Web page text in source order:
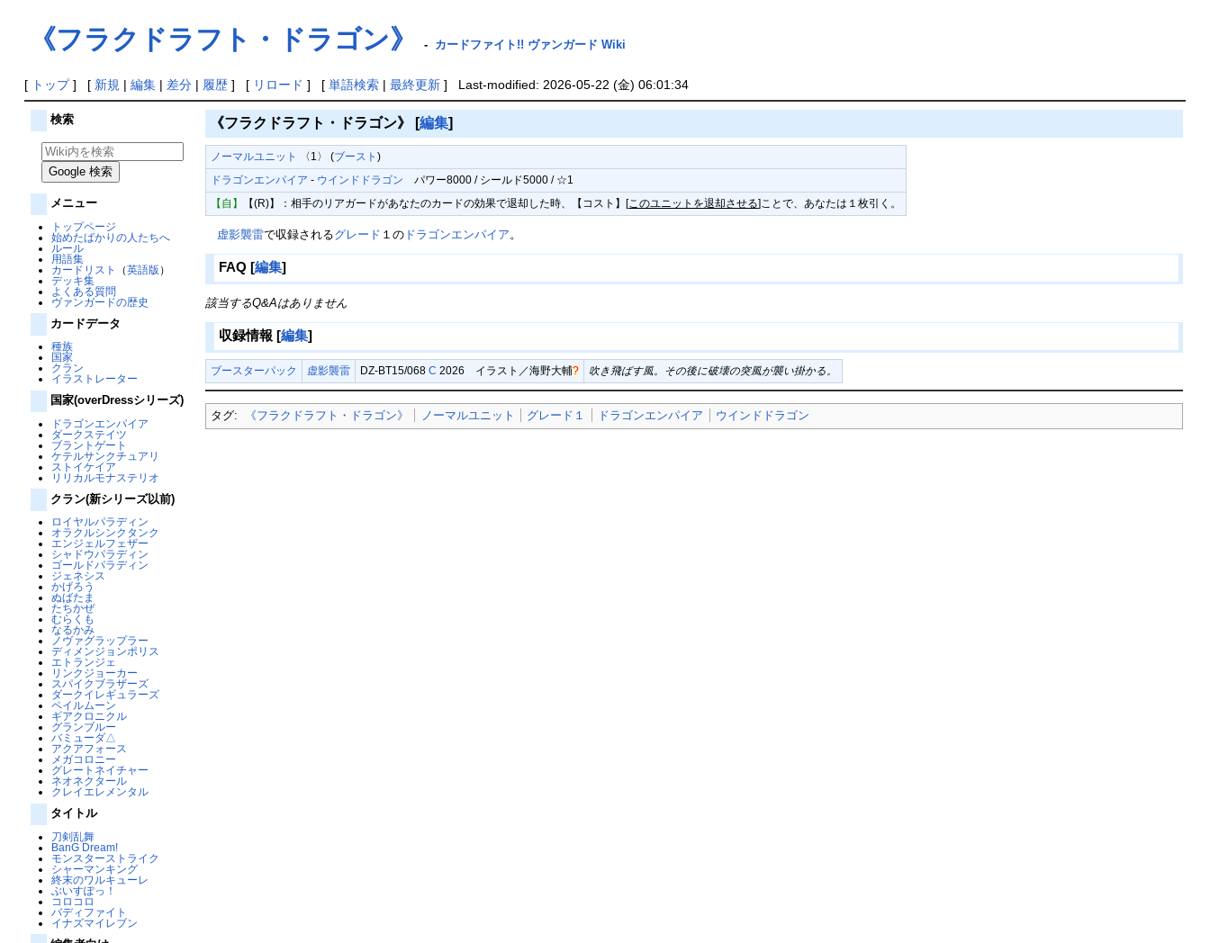
《フラクドラフト・ドラゴン》 - カードファイト!! ヴァンガード Wiki
[ トップ] [ 新規 | 編集| 差分| 履歴] [ リロード ] [ 単語検索| 最終更新] Last-modified: 2026-05-22 (金) 06:01:34
検索
メニュー
トップページ
始めたばかりの人たちへ
ルール
用語集
カードリスト
（英語版 ）
デッキ集
よくある質問
ヴァンガードの歴史
カードデータ
種族
国家
クラン
イラストレーター
国家(overDressシリーズ)
ドラゴンエンパイア
ダークステイツ
ブラントゲート
ケテルサンクチュアリ
ストイケイア
リリカルモナステリオ
クラン(新シリーズ以前)
ロイヤルパラディン
オラクルシンクタンク
エンジェルフェザー
シャドウパラディン
ゴールドパラディン
ジェネシス
かげろう
ぬばたま
たちかぜ
むらくも
なるかみ
ノヴァグラップラー
ディメンジョンポリス
エトランジェ
リンクジョーカー
スパイクブラザーズ
ダークイレギュラーズ
ペイルムーン
ギアクロニクル
グランブルー
バミューダ△
アクアフォース
メガコロニー
グレートネイチャー
ネオネクタール
クレイエレメンタル
タイトル
刀剣乱舞
BanG Dream!
モンスターストライク
シャーマンキング
終末のワルキューレ
ぶいすぽっ！
コロコロ
バディファイト
イナズマイレブン
《フラクドラフト・ドラゴン》 [編集]
ノーマルユニット 〈1〉 (ブースト)
ドラゴンエンパイア - ウインドドラゴン
パワー8000 / シールド5000 / ☆1
【自】
【(R)】：相手のリアガードがあなたのカードの効果で退却した時、【コスト】[このユニットを退却させる]ことで、あなたは１枚引く。
虚影襲雷で収録されるグレード １の ドラゴンエンパイア 。
FAQ [編集]
該当するQ&Aはありません
収録情報 [編集]
ブースターパック 虚影襲雷 DZ-BT15/068C 2026 イラスト／海野大輔? 吹き飛ばす風。その後に破壊の突風が襲い掛かる。
タグ: 《フラクドラフト・ドラゴン》 ノーマルユニット グレード１ ドラゴンエンパイア ウインドドラゴン